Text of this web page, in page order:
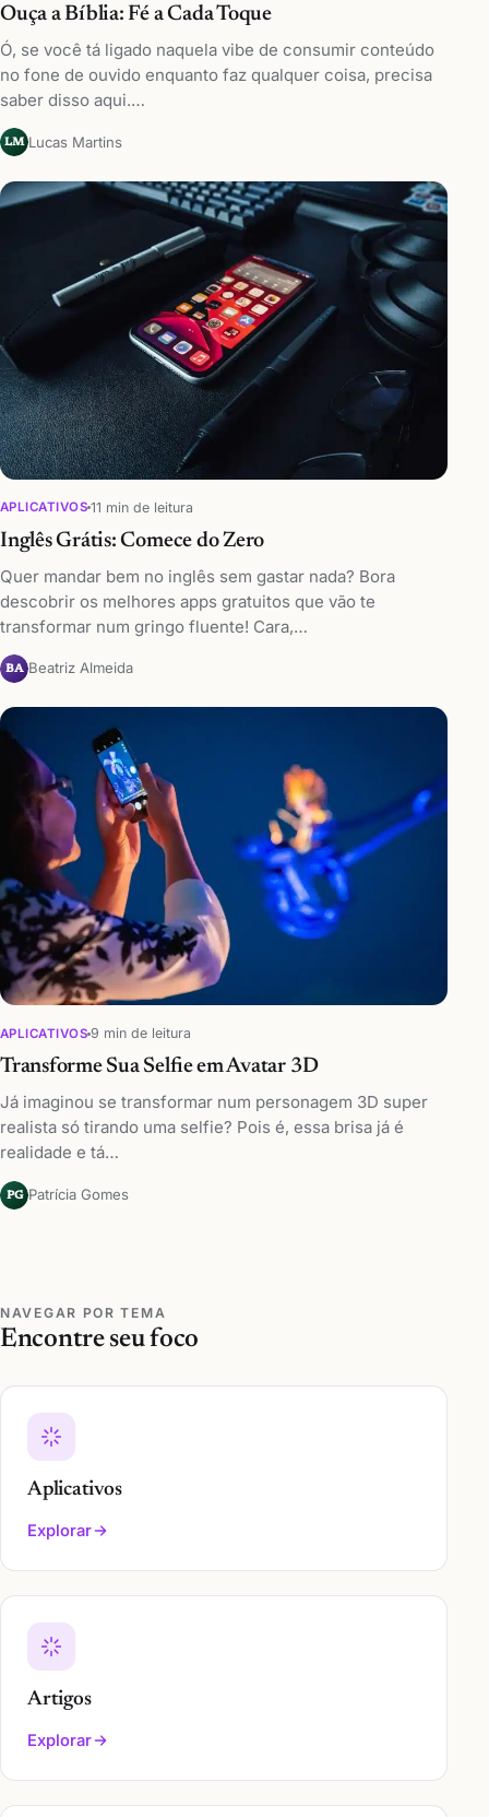
Ouça a Bíblia: Fé a Cada Toque
Ó, se você tá ligado naquela vibe de consumir conteúdo
no fone de ouvido enquanto faz qualquer coisa, precisa
saber disso aqui.…
LM Lucas Martins
APLICATIVOS 11 min de leitura
Inglês Grátis: Comece do Zero
Quer mandar bem no inglês sem gastar nada? Bora
descobrir os melhores apps gratuitos que vão te
transformar num gringo fluente! Cara,…
BA Beatriz Almeida
APLICATIVOS 9 min de leitura
Transforme Sua Selfie em Avatar 3D
Já imaginou se transformar num personagem 3D super
realista só tirando uma selfie? Pois é, essa brisa já é
realidade e tá…
PG Patrícia Gomes
NAVEGAR POR TEMA
Encontre seu foco
Aplicativos
Explorar
Artigos
Explorar